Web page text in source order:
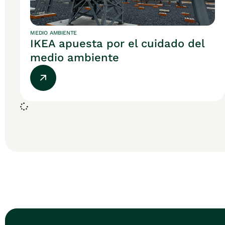
MEDIO AMBIENTE
IKEA apuesta por el cuidado del
medio ambiente